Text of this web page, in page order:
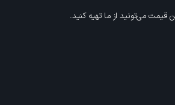
می‌تونید از ما تهیه کنید.